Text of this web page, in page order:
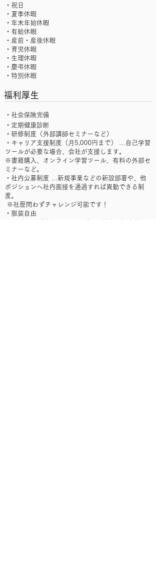
・祝日
・夏季休暇
・年末年始休暇
・有給休暇
・産前・産後休暇
・育児休暇
・生理休暇
・慶弔休暇
・特別休暇
福利厚生
・社会保険完備
・定期健康診断
・研修制度（外部講師セミナーなど）
・キャリア支援制度（月5,000円まで） …自己学習
ツールが必要な場合、会社が支援します。
※書籍購入、オンライン学習ツール、有料の外部セ
ミナーなど。
・社内公募制度 …新規事業などの新設部署や、他
ポジションへ社内面接を通過すれば異動できる制
度。
※社歴問わずチャレンジ可能です！
・服装自由